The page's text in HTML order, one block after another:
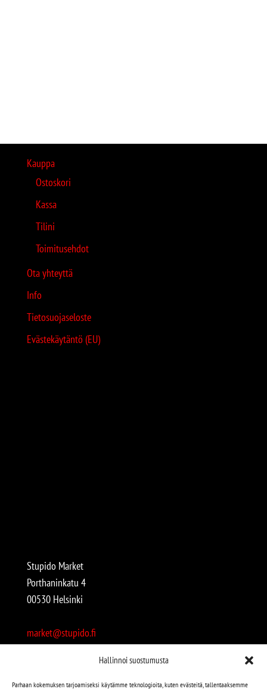
Hallinnoi suostumusta
Parhaan kokemuksen tarjoamiseksi käytämme teknologioita, kuten evästeitä, tallentaaksemme
Kauppa
Ostoskori
Kassa
Tilini
Toimitusehdot
Ota yhteyttä
Info
Tietosuojaseloste
Evästekäytäntö (EU)
Stupido Market
Porthaninkatu 4
00530 Helsinki
market@stupido.fi
Avoinna: